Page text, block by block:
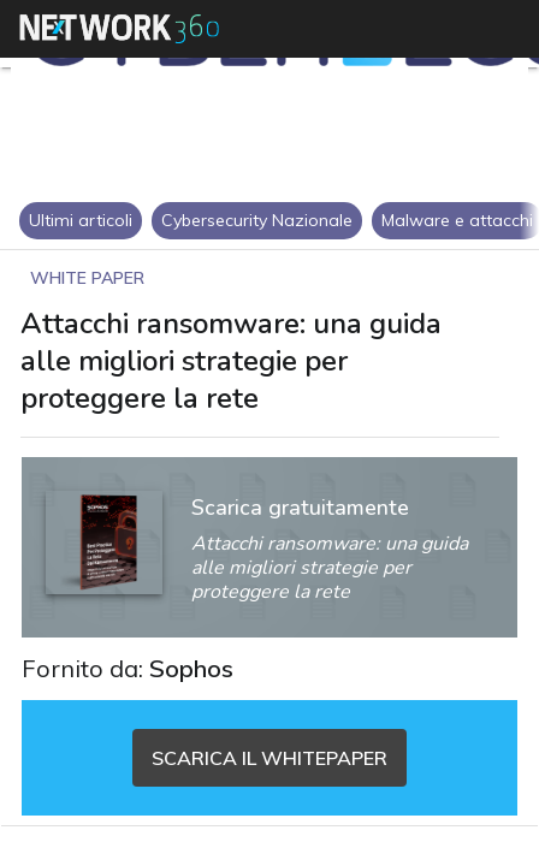
Ultimi articoli Cybersecurity Nazionale Malware e attacchi
WHITE PAPER
Attacchi ransomware: una guida
alle migliori strategie per
proteggere la rete
Scarica gratuitamente
Attacchi ransomware: una guida
alle migliori strategie per
proteggere la rete
Fornito da: Sophos
SCARICA IL WHITEPAPER